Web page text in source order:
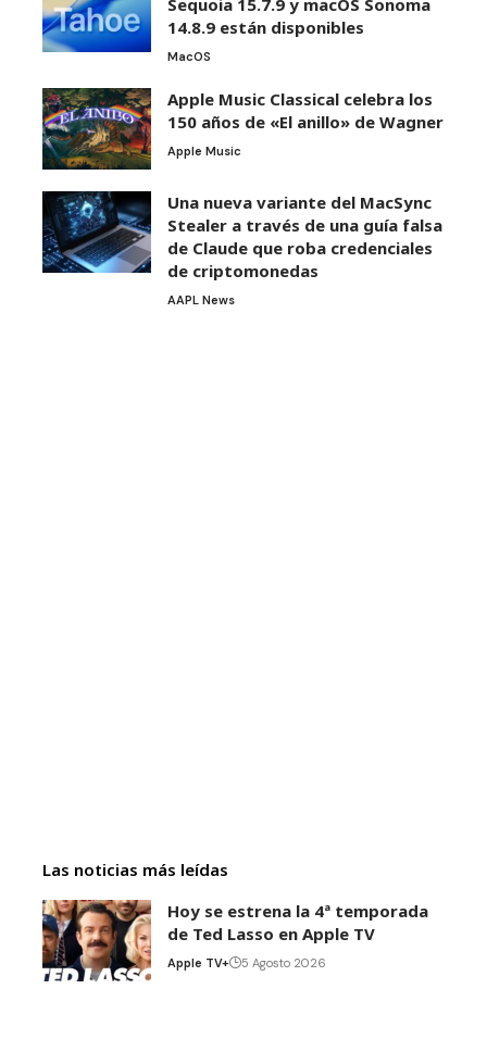
14.8.9 están disponibles
MacOS
Apple Music Classical celebra los
150 años de «El anillo» de Wagner
Apple Music
Una nueva variante del MacSync
Stealer a través de una guía falsa
de Claude que roba credenciales
de criptomonedas
AAPL News
Las noticias más leídas
Hoy se estrena la 4ª temporada
de Ted Lasso en Apple TV
Apple TV+ 5 Agosto 2026